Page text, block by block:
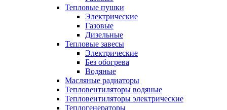
Тепловые пушки
Электрические
Газовые
Дизельные
Тепловые завесы
Электрические
Без обогрева
Водяные
Масляные радиаторы
Тепловентиляторы водяные
Тепловентиляторы электрические
Теплогенераторы